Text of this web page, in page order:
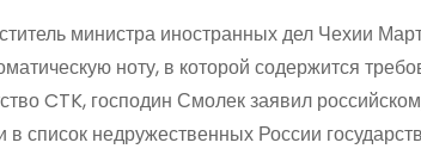
министра иностранных дел Чехии
ноту, в которой содержится
CTK, господин Смолек заявил
в список недружественных России